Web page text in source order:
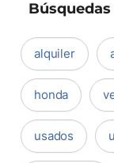
alquiler
honda
usados